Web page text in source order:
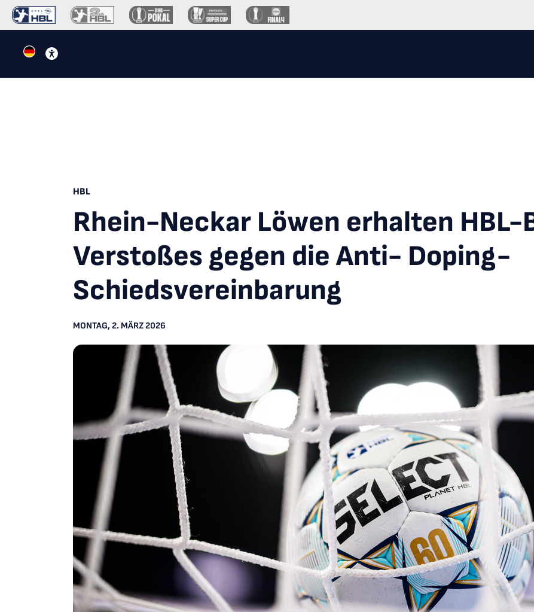
HBL
Rhein-Neckar Löwen erhalten HBL-
Verstoßes gegen die Anti- Doping-
Schiedsvereinbarung
MONTAG, 2. MÄRZ 2026